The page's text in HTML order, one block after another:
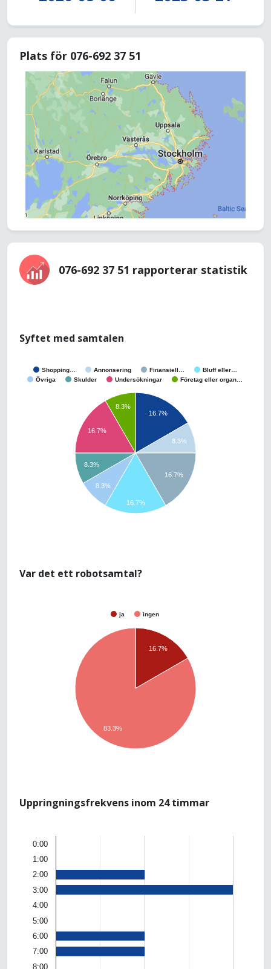
Plats för 076-692 37 51
076-692 37 51 rapporterar statistik
Syftet med samtalen
Shopping… Annonsering Finansiell…
Bluff eller…
Övriga
Skulder Undersökningar Företag eller organ…
16.7%
8.3%
16.7%
8.3%
16.7%
8.3%
8.3%
16.7%
Var det ett robotsamtal?
ja ingen
16.7%
83.3%
Uppringningsfrekvens inom 24 timmar
0:00
1:00
2:00
3:00
4:00
5:00
6:00
7:00
8:00